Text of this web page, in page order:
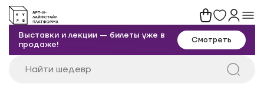
Выставки и лекции — билеты уже в
продаже!
Смотреть